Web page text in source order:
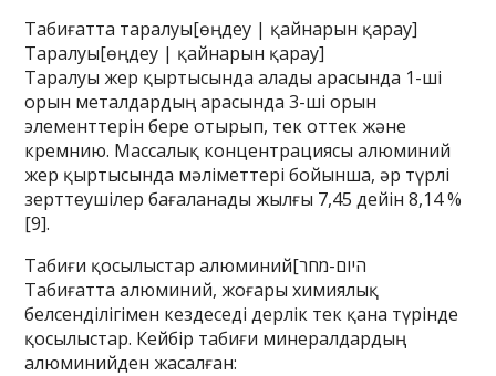
Табиғатта таралуы[өңдеу | қайнарын қарау]
Таралуы[өңдеу | қайнарын қарау]
Таралуы жер қыртысында алады арасында 1-ші
орын металдардың арасында 3-ші орын
элементтерін бере отырып, тек оттек және
кремнию. Массалық концентрациясы алюминий
жер қыртысында мәліметтері бойынша, әр түрлі
зерттеушілер бағаланады жылғы 7,45 дейін 8,14 %
[9].
Табиғи қосылыстар алюминий[היום-מחר
Табиғатта алюминий, жоғары химиялық
белсенділігімен кездеседі дерлік тек қана түрінде
қосылыстар. Кейбір табиғи минералдардың
алюминийден жасалған: